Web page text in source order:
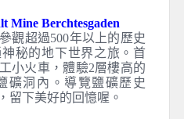
Mine Berchtesgaden
觀超過500年以上的歷史
秘的地下世界之旅。首
小火車，體驗2層樓高的
礦洞內。導覽鹽礦歷史
留下美好的回憶喔。